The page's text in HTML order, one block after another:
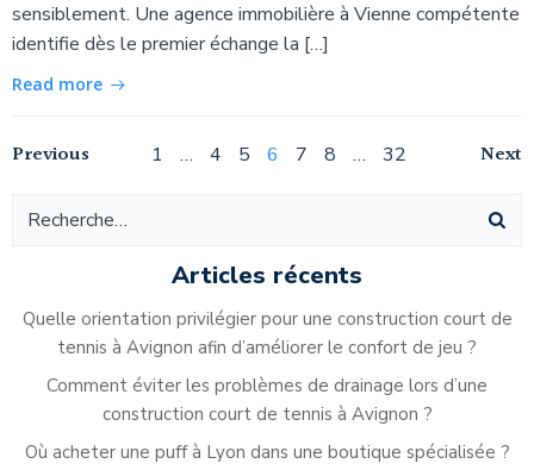
sensiblement. Une agence immobilière à Vienne compétente
identifie dès le premier échange la […]
Read more
Navigation
des
articles
Previous Navigation
des
articles
Page
1 … Page
4 Page
5 Page
6 Page
7 Page
8 … Page
32 Next
Articles récents
Quelle orientation privilégier pour une construction court de
tennis à Avignon afin d’améliorer le confort de jeu ?
Comment éviter les problèmes de drainage lors d’une
construction court de tennis à Avignon ?
Où acheter une puff à Lyon dans une boutique spécialisée ?